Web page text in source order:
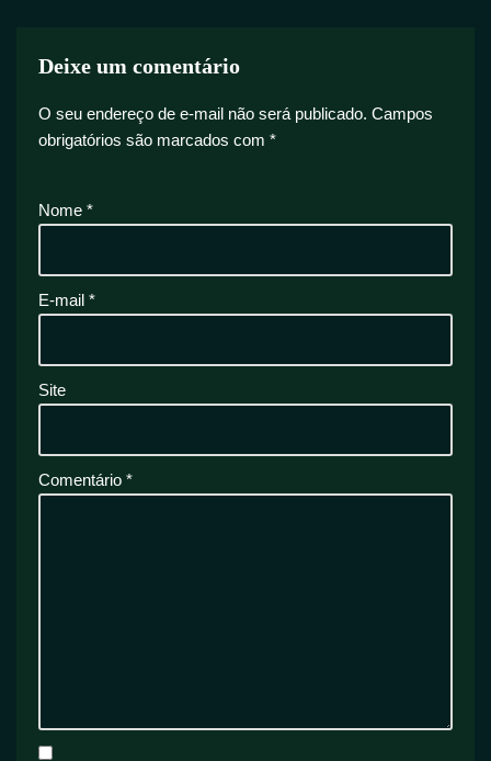
Deixe um comentário
O seu endereço de e-mail não será publicado. Campos
obrigatórios são marcados com *
Nome *
E-mail *
Site
Comentário *